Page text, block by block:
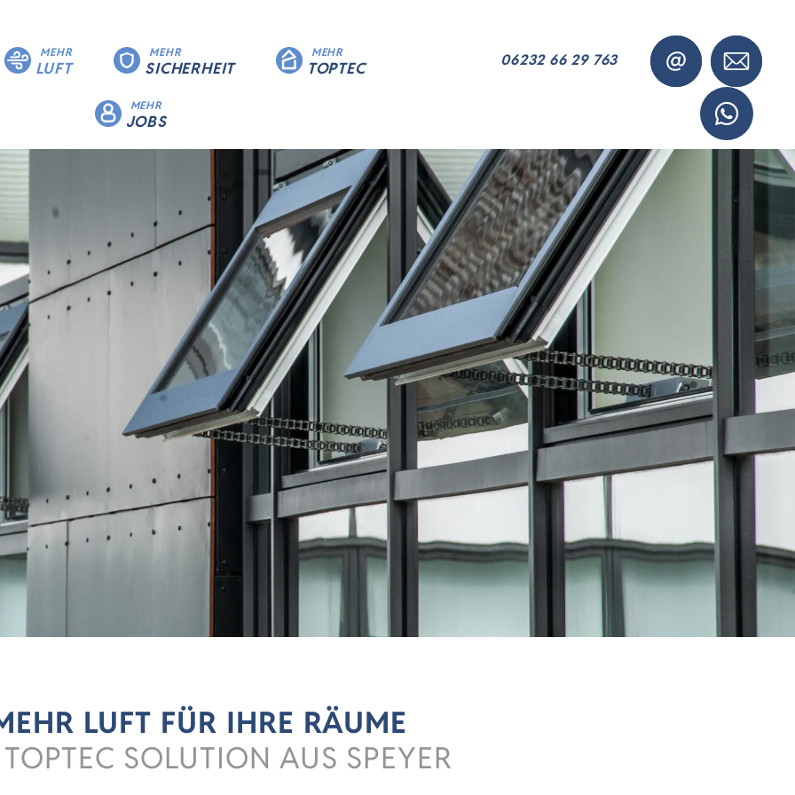
MEHR
LUFT
MEHR
SICHERHEIT
MEHR
TOPTEC
MEHR
JOBS
06232 66 29 763
LUFT FÜR IHRE RÄUME
SOLUTION AUS SPEYER